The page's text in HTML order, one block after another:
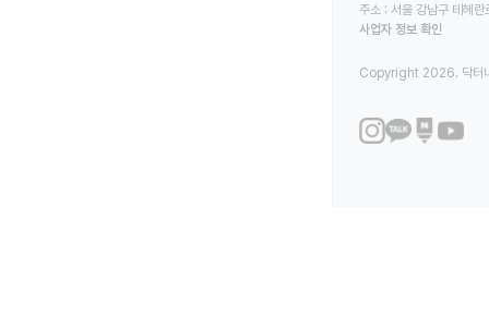
주소 : 서울 강남구 테헤
사업자 정보 확인
Copyright 2026. 닥터